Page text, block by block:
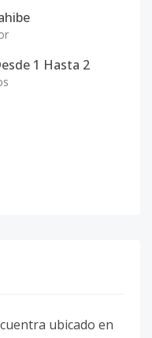
1 Hasta 2
ubicado en